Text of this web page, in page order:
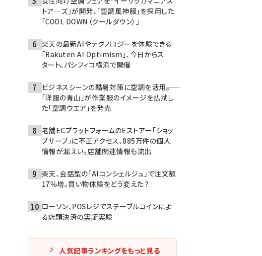
トア―ズ」が開発、「空調風神服」を採用した
「COOL DOWN（クールダウン）」
楽天の最新AIやテクノロジーを体験できる
「Rakuten AI Optimism」、今日からス
タート。パシフィコ横浜で開催
ビジネスシーンの酷暑対策に空調を活用――。
「洋服の青山」が作業服のイメージを払拭し
た「空調ウエア」を発売
老舗ECプラットフォームのEストアー「ショッ
プサーブ」に不正アクセス、885万件の個人
情報が漏えい。店舗関連情報も流出
楽天、会話型の「AIコンシェルジュ」で注文額
17％増。買い物体験をどう変えた？
ローソン、POSレジでステーブルコインによ
る店頭決済の実証実験
人気記事ランキングをもっと見る